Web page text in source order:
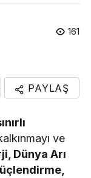
161
PAYLAŞ
ve
Dünya Arı